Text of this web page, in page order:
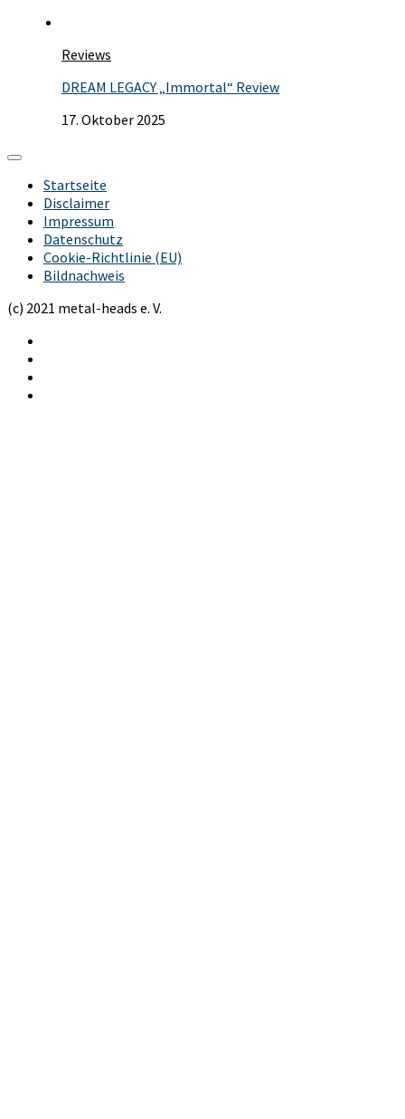
Reviews
DREAM LEGACY „Immortal“ Review
17. Oktober 2025
Startseite
Disclaimer
Impressum
Datenschutz
Cookie-Richtlinie (EU)
Bildnachweis
(c) 2021 metal-heads e. V.